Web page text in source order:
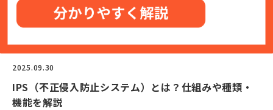
2025.09.30
IPS（不正侵入防止システム）とは？仕組みや種類・
機能を解説